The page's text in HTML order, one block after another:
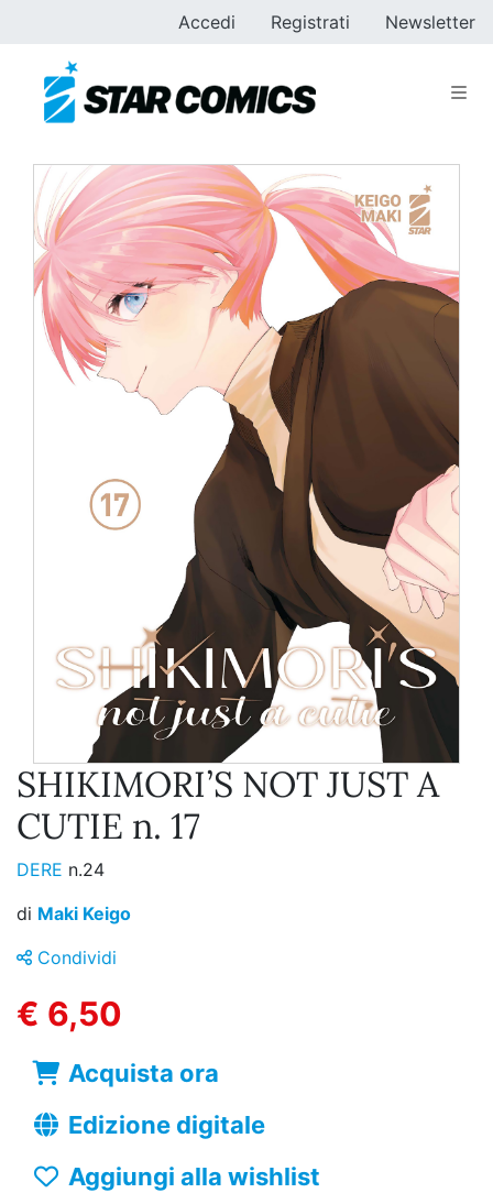
Accedi Registrati Newsletter
SHIKIMORI’S NOT JUST A
CUTIE n. 17
DERE n.24
di Maki Keigo
Condividi
€ 6,50
Acquista ora
Edizione digitale
Aggiungi alla wishlist